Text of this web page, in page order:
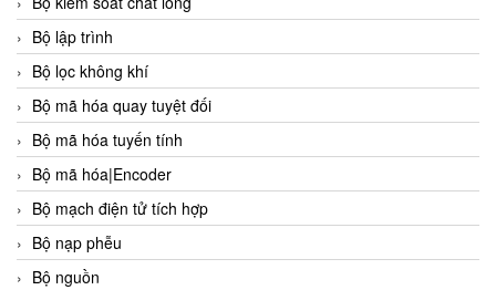
Bộ lập trình
Bộ lọc không khí
Bộ mã hóa quay tuyệt đối
Bộ mã hóa tuyến tính
Bộ mã hóa|Encoder
Bộ mạch điện tử tích hợp
Bộ nạp phễu
Bộ nguồn